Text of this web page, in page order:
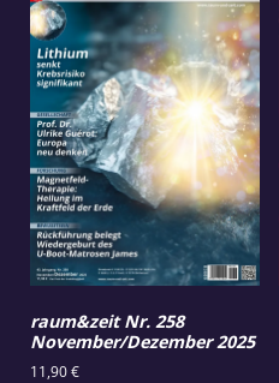
raum&zeit Nr. 258
November/Dezember 2025
11,90€